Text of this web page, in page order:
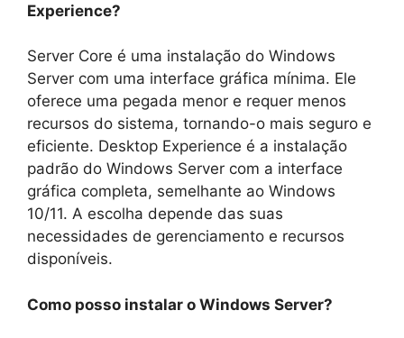
Experience?
Server Core é uma instalação do Windows
Server com uma interface gráfica mínima. Ele
oferece uma pegada menor e requer menos
recursos do sistema, tornando-o mais seguro e
eficiente. Desktop Experience é a instalação
padrão do Windows Server com a interface
gráfica completa, semelhante ao Windows
10/11. A escolha depende das suas
necessidades de gerenciamento e recursos
disponíveis.
Como posso instalar o Windows Server?